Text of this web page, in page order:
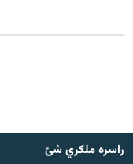
راسره ملګري شئ